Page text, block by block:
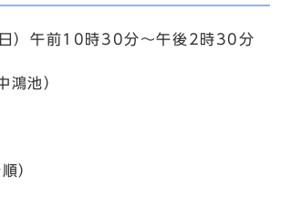
）午前10時30分～午後2時30分
鴻池）
）